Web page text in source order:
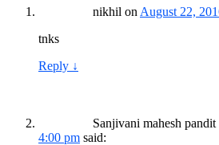
nikhil on August 22,
tnks
Reply ↓
Sanjivani mahesh pandit
4:00 pm said: